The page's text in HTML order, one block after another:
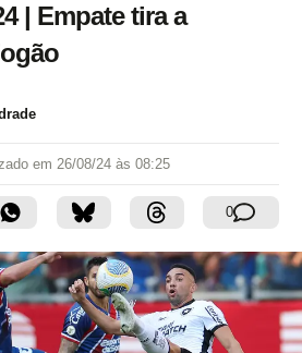
| Empate tira a
em 26/08/24 às 08:25
0